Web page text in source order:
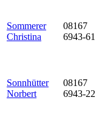
Sommerer
Christina
08167
6943-61
Sonnhütter
Norbert
08167
6943-22